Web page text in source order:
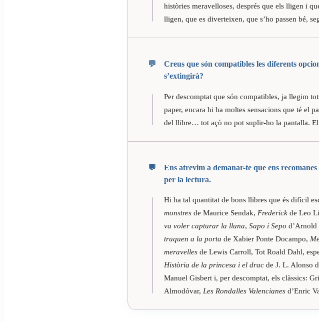
històries meravelloses, després que els lligen i
lligen, que es diverteixen, que s’ho passen bé,
Creus que són compatibles les diferents
s’extingirà?
Per descomptat que són compatibles, ja llegim
paper, encara hi ha moltes sensacions que té el
del llibre… tot açò no pot suplir-ho la pantalla.
Ens atrevim a demanar-te que ens
per la lectura.
Hi ha tal quantitat de bons llibres que és difícil
monstres de Maurice Sendak, Frederick de Leo
va voler capturar la lluna, Sapo i Sepo d’Arnold
truquen a la porta de Xabier Ponte Docampo,
meravelles de Lewis Carroll, Tot Roald Dahl,
Història de la princesa i el drac de J. L. Alonso
Manuel Gisbert i, per descomptat, els clàssics:
Almodóvar, Les Rondalles Valencianes d’Enric